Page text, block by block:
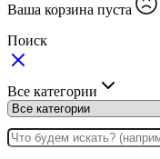
Ваша корзина пуста
Поиск
Все категории